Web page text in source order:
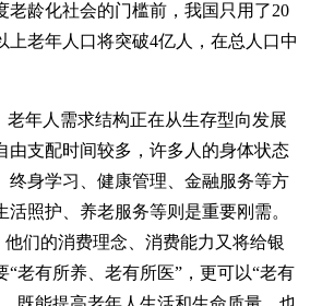
老龄化社会的门槛前，我国只用了20
上老年人口将突破4亿人，在总人口中
年人需求结构正在从生存型向发展
由支配时间较多，许多人的身体状态
终身学习、健康管理、金融服务等方
照护、养老服务等则是重要刚需。
们的消费理念、消费能力又将给银
老有所养、老有所医”，更可以“老有